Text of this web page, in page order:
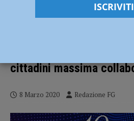
Ancora punti da
cittadini massima
8 Marzo 2020 Redazione FG